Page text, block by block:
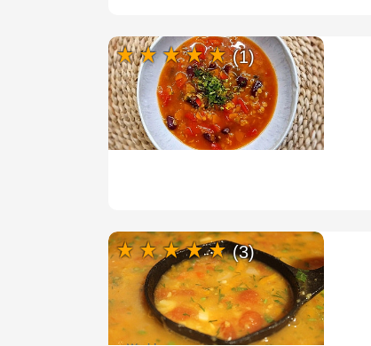
(1)
(3)